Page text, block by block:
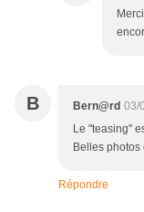
B Bern@rd 03/
Le "teasing"
Belles
Répondre